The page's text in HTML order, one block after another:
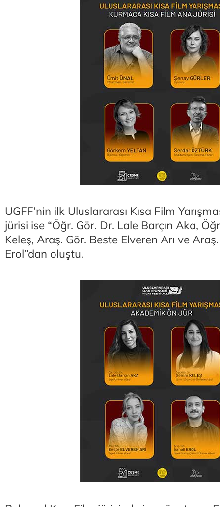
UGFF’nin ilk Uluslararası Kısa Film
jürisi ise “Öğr. Gör. Dr. Lale Barçın Aka,
Keleş, Araş. Gör. Beste Elveren Arı ve
Erol”dan oluştu.